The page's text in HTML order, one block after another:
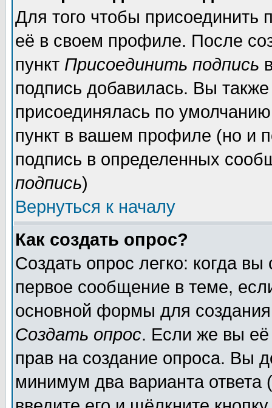
Для того чтобы присоединить
её в своем профиле. После
пункт Присоединить подпись
подпись добавилась. Вы
присоединялась по
пункт в вашем профиле (но и
подпись в определенных
подпись)
Вернуться к началу
Как создать опрос?
Создать опрос легко: когда
первое сообщение в теме,
основной формы для
Создать опрос. Если же вы её
прав на создание опроса. Вы
минимум два варианта ответа